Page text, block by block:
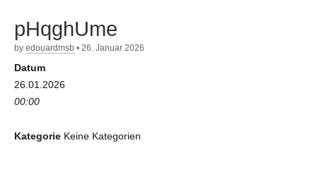
– Campus
pHqghUme
by edouardmsb • 26. Januar 2026
Datum
26.01.2026
00:00
Kategorie Keine Kategorien